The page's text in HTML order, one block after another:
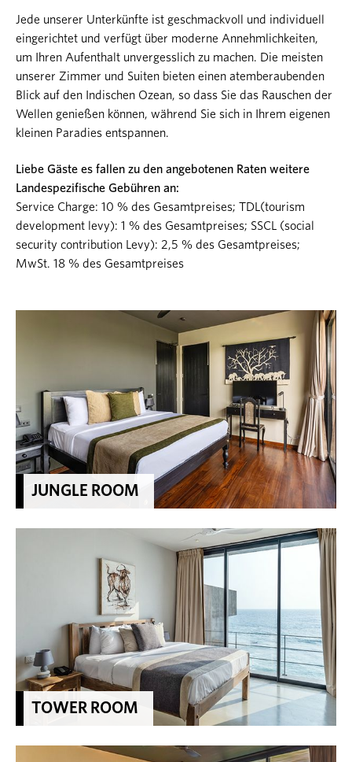
Jede unserer Unterkünfte ist geschmackvoll und individuell
eingerichtet und verfügt über moderne Annehmlichkeiten,
um Ihren Aufenthalt unvergesslich zu machen. Die meisten
unserer Zimmer und Suiten bieten einen atemberaubenden
Blick auf den Indischen Ozean, so dass Sie das Rauschen der
Wellen genießen können, während Sie sich in Ihrem eigenen
kleinen Paradies entspannen.
Liebe Gäste es fallen zu den angebotenen Raten weitere
Landespezifische Gebühren an:
Service Charge: 10 % des Gesamtpreises; TDL(tourism
development levy): 1 % des Gesamtpreises; SSCL (social
security contribution Levy): 2,5 % des Gesamtpreises;
MwSt. 18 % des Gesamtpreises
JUNGLE ROOM
TOWER ROOM